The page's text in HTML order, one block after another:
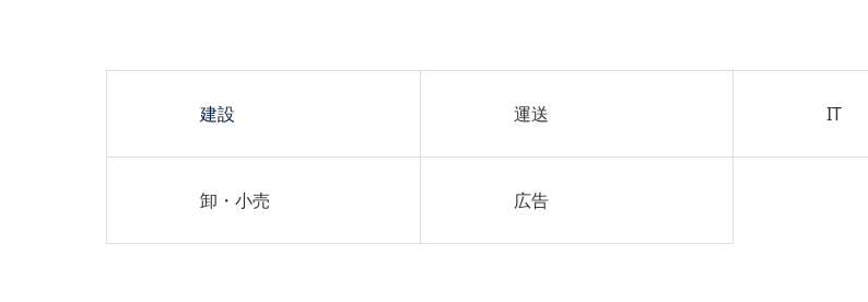
建設 運送 IT
卸・小売 広告